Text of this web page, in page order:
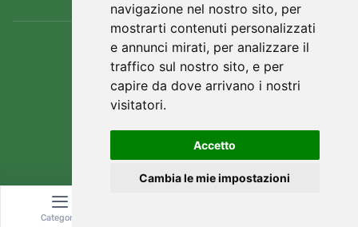
navigazione nel nostro sito, per
mostrarti contenuti personalizzati
e annunci mirati, per analizzare il
traffico sul nostro sito, e per
capire da dove arrivano i nostri
visitatori.
Accetto
Cambia le mie impostazioni
Categoria